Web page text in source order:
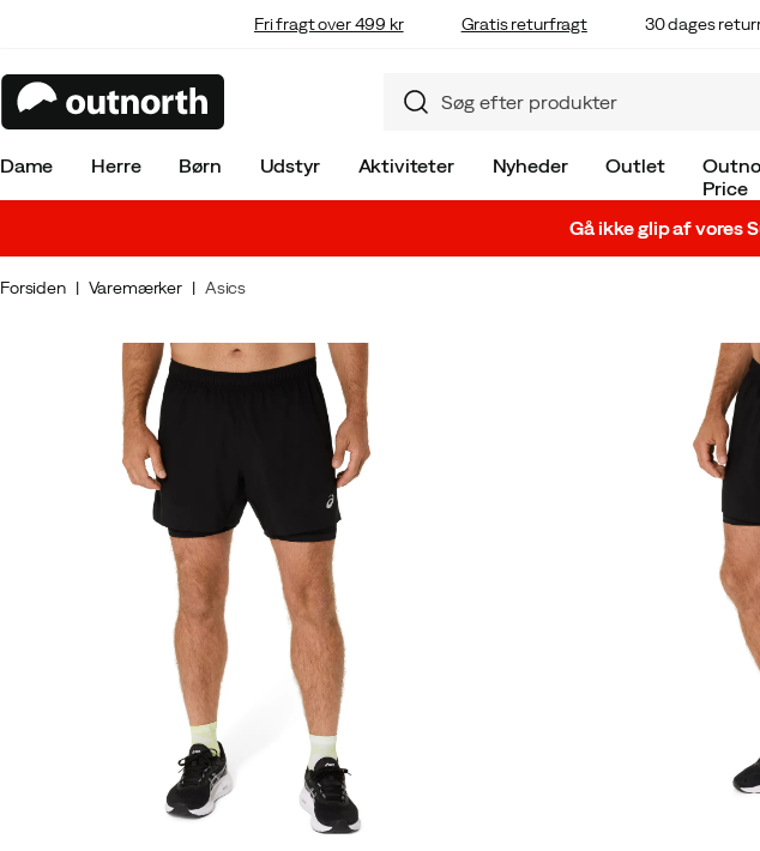
Fri fragt over 499 kr Gratis returfragt 30 dages
Dame Herre Børn Udstyr Aktiviteter Nyheder Outlet
Price
Gå ikke glip af vores
Forsiden Varemærker Asics